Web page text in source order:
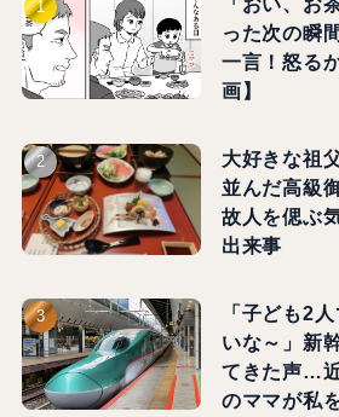
った次の瞬
一言！怒る
画】
大好きな祖
並んだ高級
故人を偲ぶ
出来事
「子ども2
いな～」新
てきた声…
のママが私